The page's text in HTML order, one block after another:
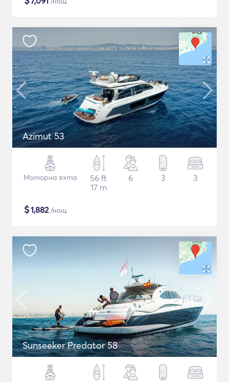
Azimut 53
Моторна яхта
56 ft
17 m
6 3 3
$1,882/нощ
Sunseeker Predator 58